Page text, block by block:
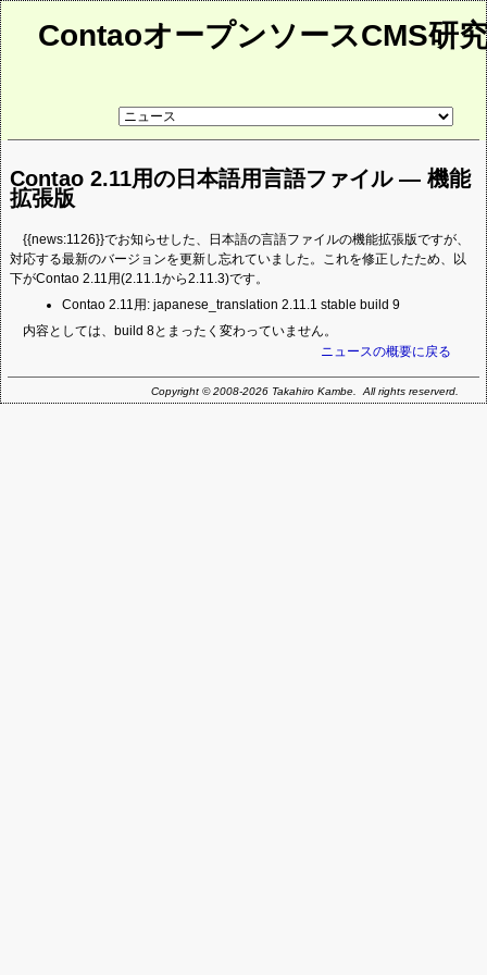
ContaoオープンソースCMS研
リ
ペ
ー
Contao 2.11用の日本語用言語ファイル ― 機能
拡張版
{{news:1126}}でお知らせした、日本語の言語ファイルの機能拡張版ですが、
対応する最新のバージョンを更新し忘れていました。これを修正したため、以
下がContao 2.11用(2.11.1から2.11.3)です。
Contao 2.11用: japanese_translation 2.11.1 stable build 9
内容としては、build 8とまったく変わっていません。
ニュースの概要に戻る
Copyright © 2008-2026 Takahiro Kambe. All rights reserverd.